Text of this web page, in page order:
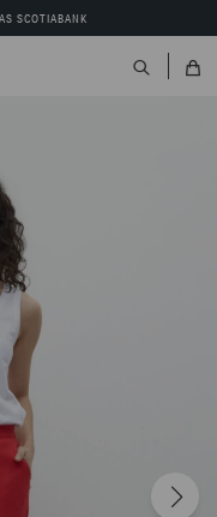
SCOTIABANK